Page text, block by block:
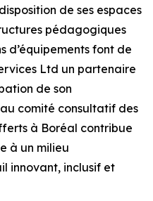
de ses espaces
pédagogiques
d’équipements font de
Ltd un partenaire
de son
comité consultatif des
à Boréal contribue
à un milieu
innovant, inclusif et